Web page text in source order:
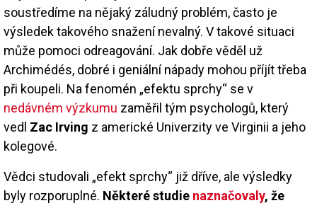
soustředíme na nějaký záludný problém, často je
výsledek takového snažení nevalný. V takové situaci
může pomoci odreagování. Jak dobře věděl už
Archimédés, dobré i geniální nápady mohou příjít třeba
při koupeli. Na fenomén „efektu sprchy“ se v
nedávném výzkumu zaměřil tým psychologů, který
vedl Zac Irving z americké Univerzity ve Virginii a jeho
kolegové.
Vědci studovali „efekt sprchy“ již dříve, ale výsledky
byly rozporuplné. Některé studie naznačovaly, že